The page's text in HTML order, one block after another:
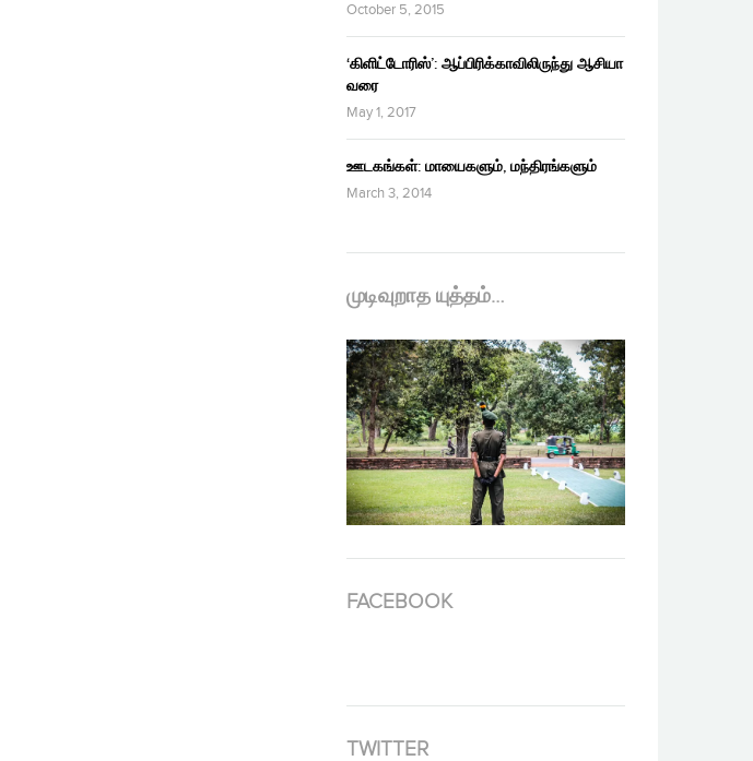
October 5, 2015
‘கிளிட்டோரிஸ்’: ஆப்பிரிக்காவிலிருந்து ஆசியா
வரை
May 1, 2017
ஊடகங்கள்: மாயைகளும், மந்திரங்களும்
March 3, 2014
முடிவுறாத யுத்தம்…
FACEBOOK
TWITTER